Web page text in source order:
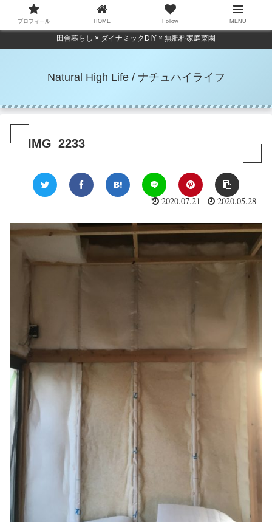
田舎暮らし × ダイナミックDIY × 無肥料家庭菜園
Natural High Life / ナチュハイライフ
IMG_2233
2020.07.21 2020.05.28
プロフィール HOME Follow MENU